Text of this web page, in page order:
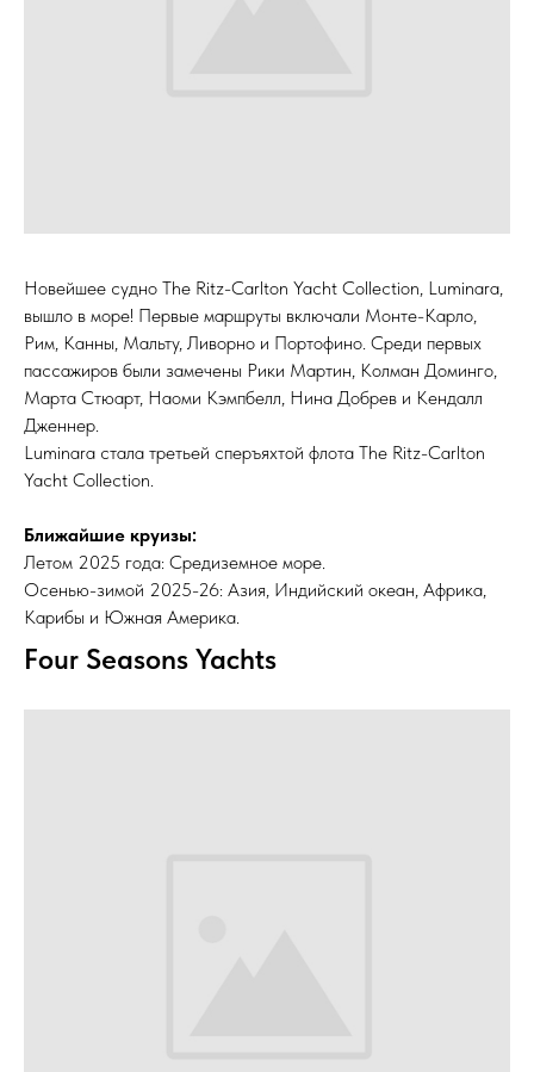
Новейшее судно The Ritz-Carlton Yacht Collection, Luminara,
вышло в море! Первые маршруты включали Монте-Карло,
Рим, Канны, Мальту, Ливорно и Портофино. Среди первых
пассажиров были замечены Рики Мартин, Колман Доминго,
Марта Стюарт, Наоми Кэмпбелл, Нина Добрев и Кендалл
Дженнер.
Luminara стала третьей сперъяхтой флота The Ritz-Carlton
Yacht Collection.
Ближайшие круизы:
Летом 2025 года: Средиземное море.
Осенью-зимой 2025-26: Азия, Индийский океан, Африка,
Карибы и Южная Америка.
Four Seasons Yachts